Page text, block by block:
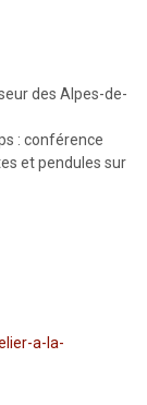
des Alpes-de-
: conférence
et pendules sur
a-la-